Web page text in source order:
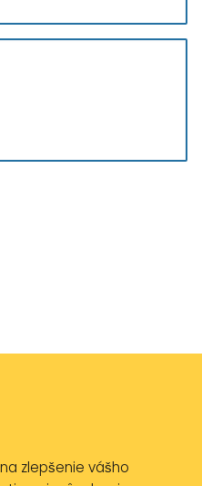
zlepšenie vášho